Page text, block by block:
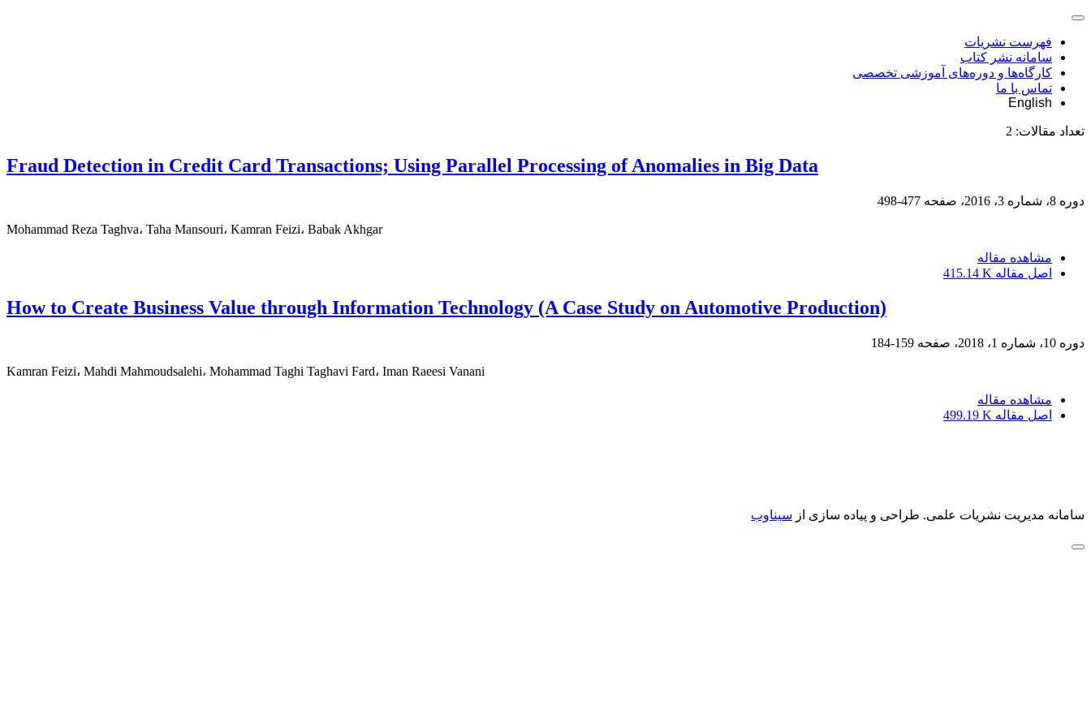
فهرست نشریات
سامانه نشر کتاب
کارگاه‌ها و دوره‌های آموزشی تخصصی
تماس با ما
English
تعداد مقالات: 2
Fraud Detection in Credit Card Transactions; Using Parallel Processing of Anomalies in Big Data
دوره 8، شماره 3، 2016، صفحه 477-498
Mohammad Reza Taghva، Taha Mansouri، Kamran Feizi، Babak Akhgar
مشاهده مقاله
اصل مقاله 415.14 K
How to Create Business Value through Information Technology (A Case Study on Automotive Production)
دوره 10، شماره 1، 2018، صفحه 159-184
Kamran Feizi، Mahdi Mahmoudsalehi، Mohammad Taghi Taghavi Fard، Iman Raeesi Vanani
مشاهده مقاله
اصل مقاله 499.19 K
سامانه مدیریت نشریات علمی. طراحی و پیاده سازی از سیناوب